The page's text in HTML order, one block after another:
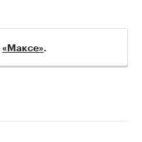
«Максе».